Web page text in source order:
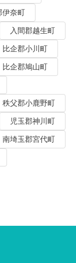
伊奈町
入間郡越生町
比企郡小川町
比企郡鳩山町
秩父郡小鹿野町
児玉郡神川町
南埼玉郡宮代町